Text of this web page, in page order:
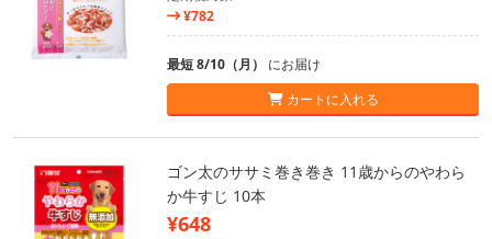
¥782
最短 8/10（月） にお届け
カートに入れる
ゴン太のササミ巻き巻き 11歳からのやわら
か牛すじ 10本
¥648